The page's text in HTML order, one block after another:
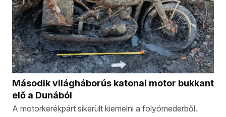
Második világháborús katonai motor bukkant
elő a Dunából
A motorkerékpárt sikerült kiemelni a folyómederből.